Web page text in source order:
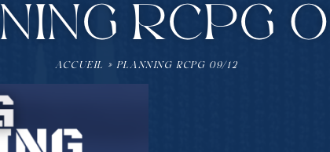
RCPG
ACCUEIL » PLANNING RCPG 09/12